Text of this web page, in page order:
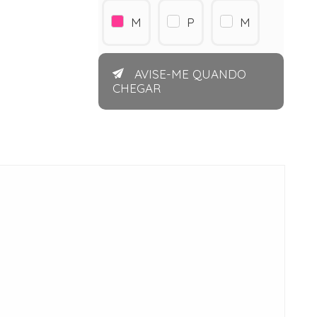
M P M
AVISE-ME QUANDO
CHEGAR